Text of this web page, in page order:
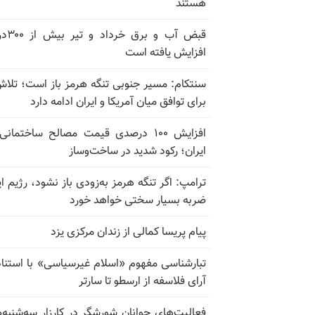
هستند
قبض
افزایش یافته است
سنتکام: مسیر جنوبی تنگه هرمز باز است؛
برای توافق میان آمریکا و ایران ادامه دارد
افزایش ۱۰۰ درصدی قیمت مصالح
ایران؛ رکود شدید در ساخت‌وساز
ترامپ: اگر تنگه هرمز به‌زودی باز نشود، رژیم
ضربه بسیار سختی خواهد خورد
پیام پریسا کمالی از زندان مرکزی یزد
تبارشناسی مفهوم «اسلام غیرسیاسی» با
آرای فلاسفه از ارسطو تا سارتر